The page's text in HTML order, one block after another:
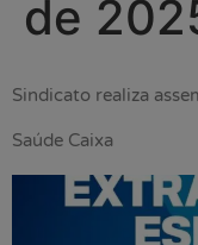
de
Sindicato realiza
Saúde Caixa